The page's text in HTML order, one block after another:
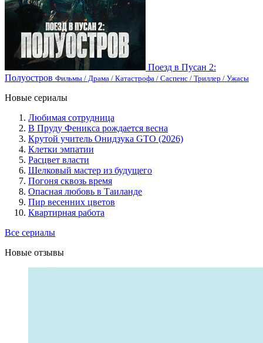
Поезд в Пусан 2:
Полуостров Фильмы / Драма / Катастрофа / Саспенс / Триллер / Ужасы
Новые сериалы
Любимая сотрудница
В Пруду Феникса рождается весна
Крутой учитель Онидзука GTO (2026)
Клетки эмпатии
Расцвет власти
Шелковый мастер из будущего
Погоня сквозь время
Опасная любовь в Таиланде
Пир весенних цветов
Квартирная работа
Все сериалы
Новые отзывы